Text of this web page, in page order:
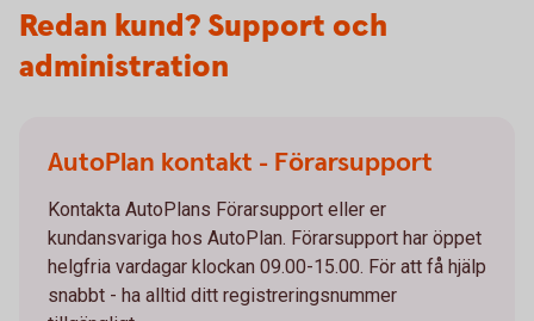
Redan kund? Support och
administration
AutoPlan kontakt - Förarsupport
Kontakta AutoPlans Förarsupport eller er
kundansvariga hos AutoPlan. Förarsupport har öppet
helgfria vardagar klockan 09.00-15.00. För att få hjälp
snabbt - ha alltid ditt registreringsnummer